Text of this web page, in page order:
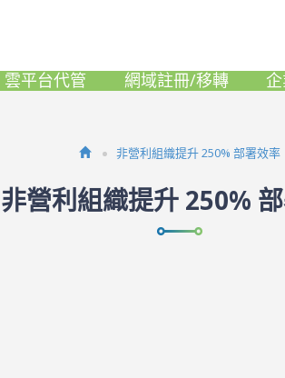
雲平台代管 網域註冊/移轉
非營利組織提升 250% 部署效率
非營利組織提升 250%